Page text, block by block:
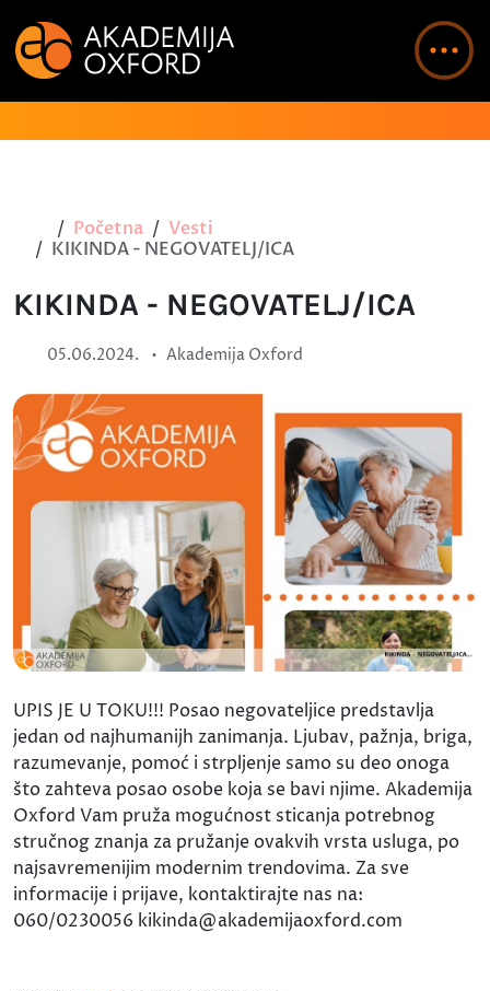
Početna
Vesti
KIKINDA - NEGOVATELJ/ICA
KIKINDA - NEGOVATELJ/ICA
05.06.2024. • Akademija Oxford
UPIS JE U TOKU!!! Posao negovateljice predstavlja
jedan od najhumanijh zanimanja. Ljubav, pažnja, briga,
razumevanje, pomoć i strpljenje samo su deo onoga
što zahteva posao osobe koja se bavi njime. Akademija
Oxford Vam pruža mogućnost sticanja potrebnog
stručnog znanja za pružanje ovakvih vrsta usluga, po
najsavremenijim modernim trendovima. Za sve
informacije i prijave, kontaktirajte nas na:
060/0230056 kikinda@akademijaoxford.com